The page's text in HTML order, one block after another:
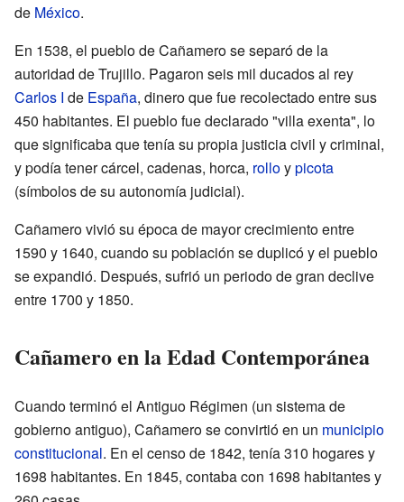
de México.
En 1538, el pueblo de Cañamero se separó de la
autoridad de Trujillo. Pagaron seis mil ducados al rey
Carlos I de España, dinero que fue recolectado entre sus
450 habitantes. El pueblo fue declarado "villa exenta", lo
que significaba que tenía su propia justicia civil y criminal,
y podía tener cárcel, cadenas, horca, rolloypicota
(símbolos de su autonomía judicial).
Cañamero vivió su época de mayor crecimiento entre
1590 y 1640, cuando su población se duplicó y el pueblo
se expandió. Después, sufrió un periodo de gran declive
entre 1700 y 1850.
Cañamero en la Edad Contemporánea
Cuando terminó el Antiguo Régimen (un sistema de
gobierno antiguo), Cañamero se convirtió en un municipio
constitucional. En el censo de 1842, tenía 310 hogares y
1698 habitantes. En 1845, contaba con 1698 habitantes y